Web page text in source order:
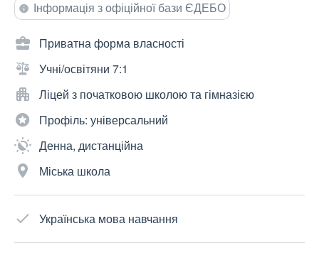
Інформація з офіційної бази ЄДЕБО
Приватна форма власності
Учні/освітяни 7:1
Ліцей з початковою школою та гімназією
Профіль: універсальний
Денна, дистанційна
Міська школа
Українська мова навчання